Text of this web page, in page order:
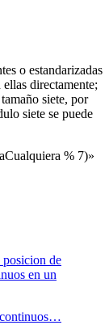
o estandarizadas
directamente;
siete, por
siete se puede
% 7)»
continuos…